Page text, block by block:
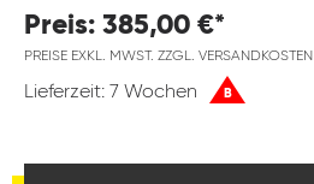
Preis: 385,00 €*
PREISE EXKL. MWST. ZZGL. VERSANDKOSTEN
Lieferzeit: 7 Wochen B